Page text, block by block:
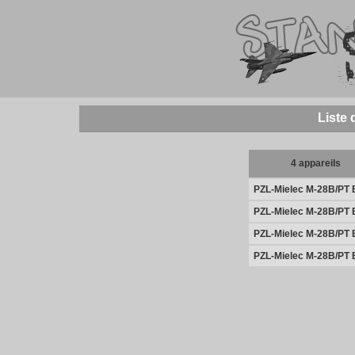
Liste
4 appareils
PZL-Mielec M-28B/PT
PZL-Mielec M-28B/PT
PZL-Mielec M-28B/PT
PZL-Mielec M-28B/PT